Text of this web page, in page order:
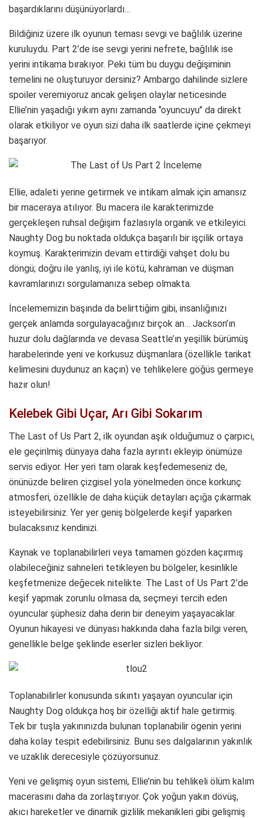
başardıklarını düşünüyorlardı…
Bildiğiniz üzere ilk oyunun teması sevgi ve bağlılık üzerine
kuruluydu. Part 2’de ise sevgi yerini nefrete, bağlılık ise
yerini intikama bırakıyor. Peki tüm bu duygu değişiminin
temelini ne oluşturuyor dersiniz? Ambargo dahilinde sizlere
spoiler veremiyoruz ancak gelişen olaylar neticesinde
Ellie’nin yaşadığı yıkım aynı zamanda ‘’oyuncuyu’’ da direkt
olarak etkiliyor ve oyun sizi daha ilk saatlerde içine çekmeyi
başarıyor.
Ellie, adaleti yerine getirmek ve intikam almak için amansız
bir maceraya atılıyor. Bu macera ile karakterimizde
gerçekleşen ruhsal değişim fazlasıyla organik ve etkileyici.
Naughty Dog bu noktada oldukça başarılı bir işçilik ortaya
koymuş. Karakterimizin devam ettirdiği vahşet dolu bu
döngü; doğru ile yanlış, iyi ile kötü, kahraman ve düşman
kavramlarınızı sorgulamanıza sebep olmakta.
İncelememizin başında da belirttiğim gibi, insanlığınızı
gerçek anlamda sorgulayacağınız birçok an… Jackson’ın
huzur dolu dağlarında ve devasa Seattle’ın yeşillik bürümüş
harabelerinde yeni ve korkusuz düşmanlara (özellikle tarikat
kelimesini duydunuz an kaçın) ve tehlikelere göğüs germeye
hazır olun!
Kelebek Gibi Uçar, Arı Gibi Sokarım
The Last of Us Part 2, ilk oyundan aşık olduğumuz o çarpıcı,
ele geçirilmiş dünyaya daha fazla ayrıntı ekleyip önümüze
servis ediyor. Her yeri tam olarak keşfedemeseniz de,
önünüzde beliren çizgisel yola yönelmeden önce korkunç
atmosferi, özellikle de daha küçük detayları açığa çıkarmak
isteyebilirsiniz. Yer yer geniş bölgelerde keşif yaparken
bulacaksınız kendinizi.
Kaynak ve toplanabilirleri veya tamamen gözden kaçırmış
olabileceğiniz sahneleri tetikleyen bu bölgeler, kesinlikle
keşfetmenize değecek nitelikte. The Last of Us Part 2’de
keşif yapmak zorunlu olmasa da, seçmeyi tercih eden
oyuncular şüphesiz daha derin bir deneyim yaşayacaklar.
Oyunun hikayesi ve dünyası hakkında daha fazla bilgi veren,
genellikle belge şeklinde eserler sizleri bekliyor.
Toplanabilirler konusunda sıkıntı yaşayan oyuncular için
Naughty Dog oldukça hoş bir özelliği aktif hale getirmiş.
Tek bir tuşla yakınınızda bulunan toplanabilir ögenin yerini
daha kolay tespit edebilirsiniz. Bunu ses dalgalarının yakınlık
ve uzaklık derecesiyle çözüyorsunuz.
Yeni ve gelişmiş oyun sistemi, Ellie’nin bu tehlikeli ölüm kalım
macerasını daha da zorlaştırıyor. Çok yoğun yakın dövüş,
akıcı hareketler ve dinamik gizlilik mekanikleri gibi gelişmiş